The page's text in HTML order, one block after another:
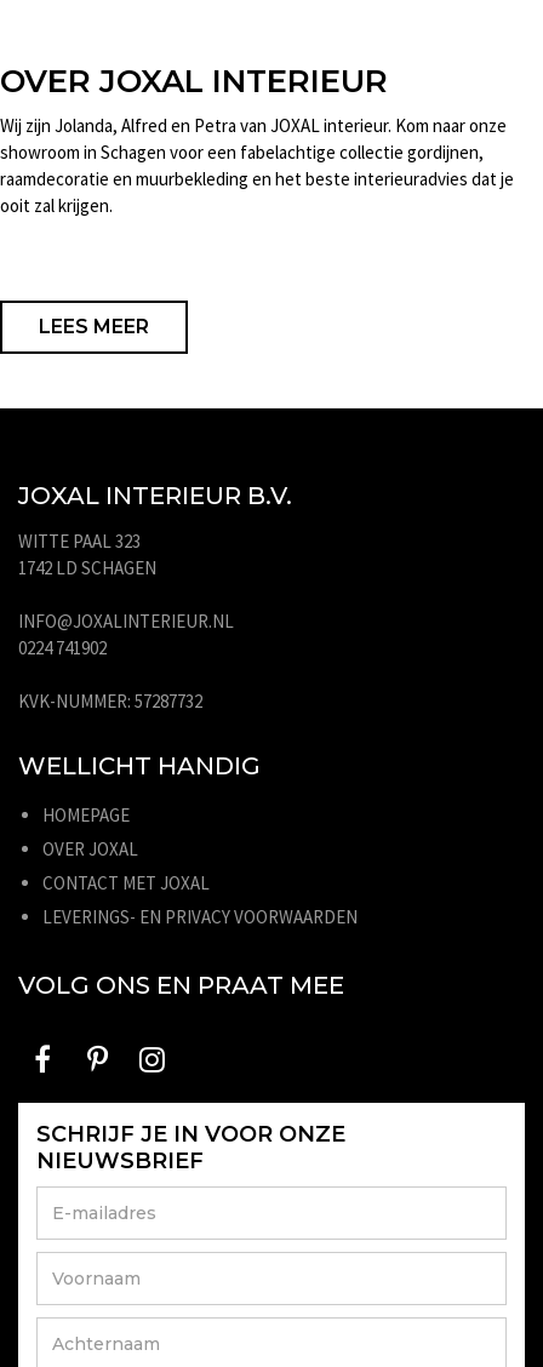
OVER JOXAL INTERIEUR
Wij zijn Jolanda, Alfred en Petra van JOXAL interieur. Kom naar onze
showroom in Schagen voor een fabelachtige collectie gordijnen,
raamdecoratie en muurbekleding en het beste interieuradvies dat je
ooit zal krijgen.
LEES MEER
JOXAL INTERIEUR B.V.
WITTE PAAL 323
1742 LD SCHAGEN
INFO@JOXALINTERIEUR.NL
0224 741902
KVK-NUMMER: 57287732
WELLICHT HANDIG
HOMEPAGE
OVER JOXAL
CONTACT MET JOXAL
LEVERINGS- EN PRIVACY VOORWAARDEN
VOLG ONS EN PRAAT MEE
SCHRIJF JE IN VOOR ONZE
NIEUWSBRIEF